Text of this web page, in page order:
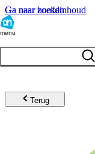
Ga naar hoofdinhoud
Ga naar zoeken
menu
Terug